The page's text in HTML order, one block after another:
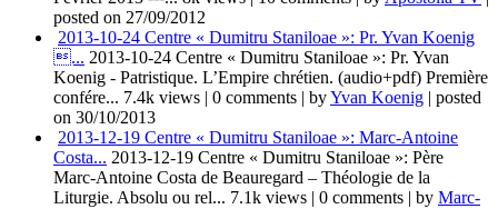
posted on 27/09/2012
2013-10-24 Centre « Dumitru Staniloae »: Pr. Yvan Koenig
... 2013-10-24 Centre « Dumitru Staniloae »: Pr. Yvan
Koenig - Patristique. L’Empire chrétien. (audio+pdf) Première
confére... 7.4k views | 0 comments | byYvan Koenig | posted
on 30/10/2013
2013-12-19 Centre « Dumitru Staniloae »: Marc-Antoine
Costa... 2013-12-19 Centre « Dumitru Staniloae »: Père
Marc-Antoine Costa de Beauregard – Théologie de la
Liturgie. Absolu ou rel... 7.1k views | 0 comments | by Marc-